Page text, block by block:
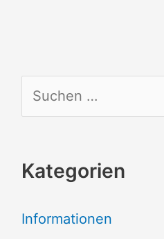
u
h
n
Kategorien
Informationen